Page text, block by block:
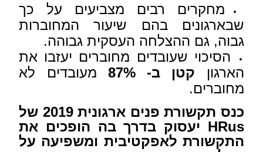
מחקרים רבים מצביעים על כך
שבארגונים בהם שיעור המחוברות
גבוה, גם ההצלחה העסקית גבוהה.
הסיכוי שעובדים מחוברים יעזבו את
הארגון קטן ב- 87%
מעובדים לא
מחוברים.
כנס תקשורת פנים ארגונית 2019 של
HRus יעסוק בדרך בה הופכים את
התקשורת לאפקטיבית ומשפיעה על